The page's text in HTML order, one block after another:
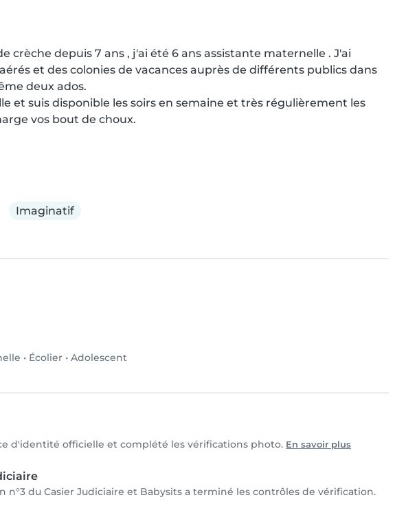
crèche depuis 7 ans , j'ai été 6 ans assistante maternelle . J'ai
et des colonies de vacances auprès de différents publics dans
deux ados.
et suis disponible les soirs en semaine et très régulièrement les
vos bout de choux.
Imaginatif
• Écolier • Adolescent
d'identité officielle et complété les vérifications photo. En savoir plus
n°3 du Casier Judiciaire et Babysits a terminé les contrôles de vérification.